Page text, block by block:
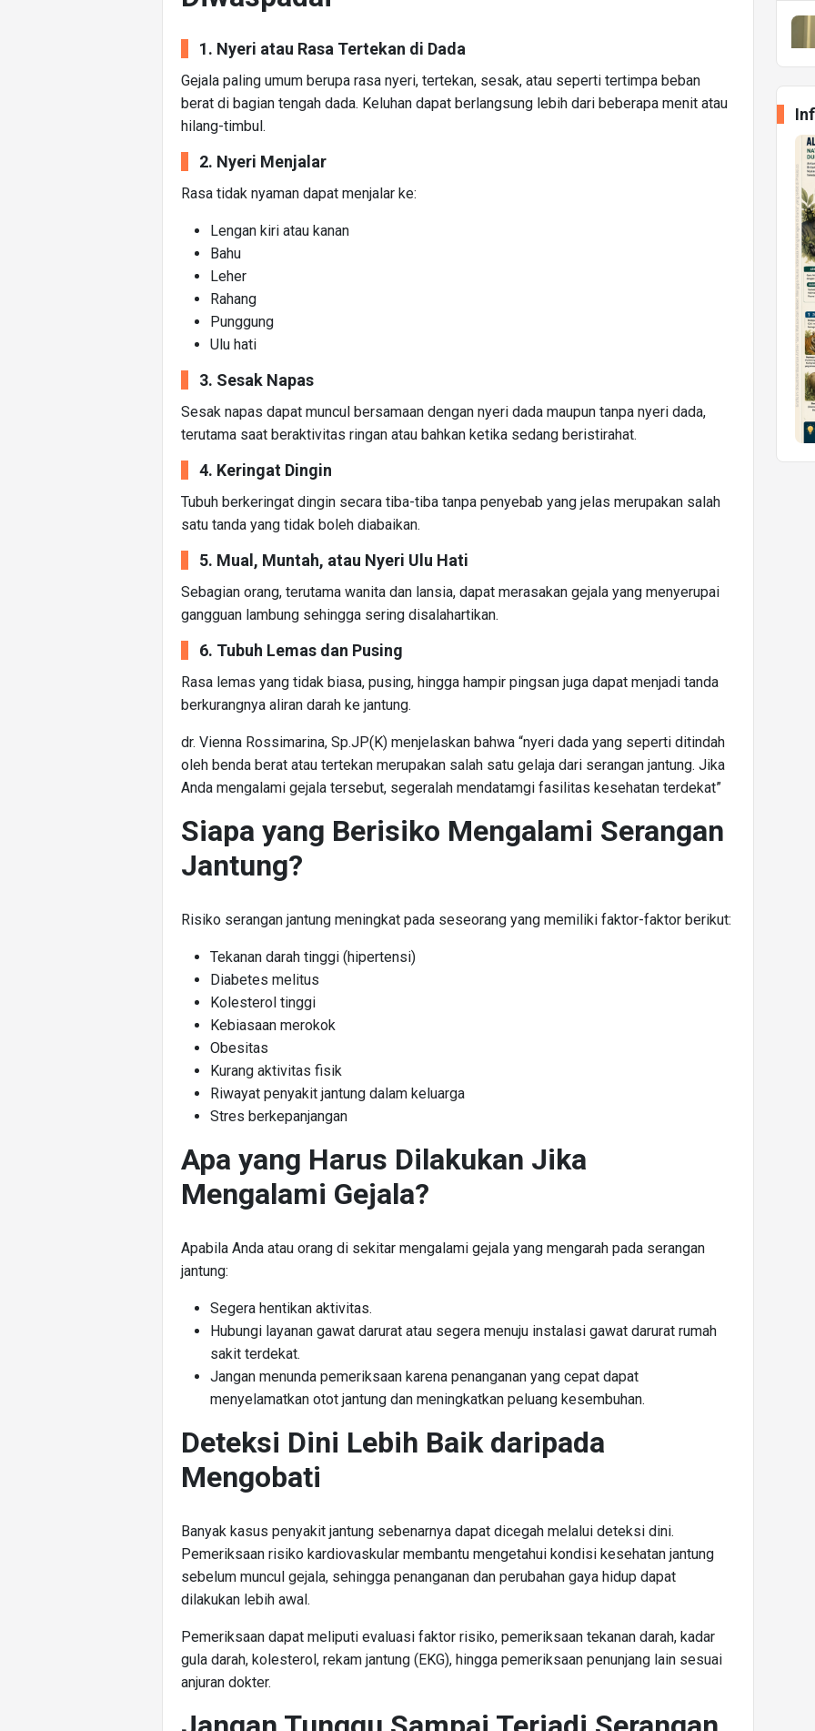
1. Nyeri atau Rasa Tertekan di Dada
Gejala paling umum berupa rasa nyeri, tertekan, sesak, atau seperti tertimpa beban
berat di bagian tengah dada. Keluhan dapat berlangsung lebih dari beberapa menit atau
hilang-timbul.
2. Nyeri Menjalar
Rasa tidak nyaman dapat menjalar ke:
Lengan kiri atau kanan
Bahu
Leher
Rahang
Punggung
Ulu hati
3. Sesak Napas
Sesak napas dapat muncul bersamaan dengan nyeri dada maupun tanpa nyeri dada,
terutama saat beraktivitas ringan atau bahkan ketika sedang beristirahat.
4. Keringat Dingin
Tubuh berkeringat dingin secara tiba-tiba tanpa penyebab yang jelas merupakan salah
satu tanda yang tidak boleh diabaikan.
5. Mual, Muntah, atau Nyeri Ulu Hati
Sebagian orang, terutama wanita dan lansia, dapat merasakan gejala yang menyerupai
gangguan lambung sehingga sering disalahartikan.
6. Tubuh Lemas dan Pusing
Rasa lemas yang tidak biasa, pusing, hingga hampir pingsan juga dapat menjadi tanda
berkurangnya aliran darah ke jantung.
dr. Vienna Rossimarina, Sp.JP(K) menjelaskan bahwa “nyeri dada yang seperti ditindah
oleh benda berat atau tertekan merupakan salah satu gelaja dari serangan jantung. Jika
Anda mengalami gejala tersebut, segeralah mendatamgi fasilitas kesehatan terdekat”
Siapa yang Berisiko Mengalami Serangan
Jantung?
Risiko serangan jantung meningkat pada seseorang yang memiliki faktor-faktor berikut:
Tekanan darah tinggi (hipertensi)
Diabetes melitus
Kolesterol tinggi
Kebiasaan merokok
Obesitas
Kurang aktivitas fisik
Riwayat penyakit jantung dalam keluarga
Stres berkepanjangan
Apa yang Harus Dilakukan Jika
Mengalami Gejala?
Apabila Anda atau orang di sekitar mengalami gejala yang mengarah pada serangan
jantung:
Segera hentikan aktivitas.
Hubungi layanan gawat darurat atau segera menuju instalasi gawat darurat rumah
sakit terdekat.
Jangan menunda pemeriksaan karena penanganan yang cepat dapat
menyelamatkan otot jantung dan meningkatkan peluang kesembuhan.
Deteksi Dini Lebih Baik daripada
Mengobati
Banyak kasus penyakit jantung sebenarnya dapat dicegah melalui deteksi dini.
Pemeriksaan risiko kardiovaskular membantu mengetahui kondisi kesehatan jantung
sebelum muncul gejala, sehingga penanganan dan perubahan gaya hidup dapat
dilakukan lebih awal.
Pemeriksaan dapat meliputi evaluasi faktor risiko, pemeriksaan tekanan darah, kadar
gula darah, kolesterol, rekam jantung (EKG), hingga pemeriksaan penunjang lain sesuai
anjuran dokter.